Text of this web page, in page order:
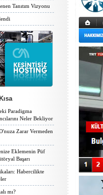
Tanıtım Vizyonu
Paradigma
Neler Bekliyor
Zarar Vermeden
Eklemenin Püf
Başarı
Habercilikte
mı?